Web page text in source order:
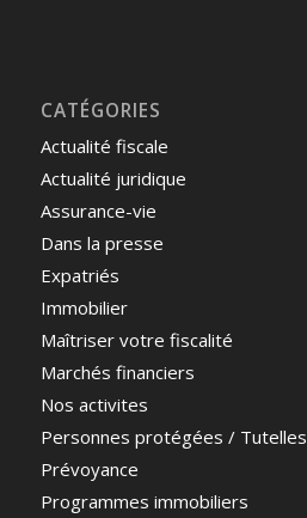
CATÉGORIES
Actualité fiscale
Actualité juridique
Assurance-vie
Dans la presse
Expatriés
Immobilier
Maîtriser votre fiscalité
Marchés financiers
Nos activites
Personnes protégées / Tutelles
Prévoyance
Programmes immobiliers